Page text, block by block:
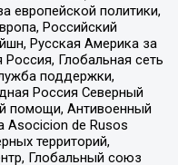
европейской политики,
Российский
Русская Америка за
Глобальная сеть
поддержки,
Россия Северный
помощи, Антивоенный
Asocicion de Rusos
территорий,
Глобальный союз